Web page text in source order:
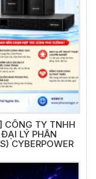
CÔNG TY TNHH
LÝ PHÂN
CYBERPOWER